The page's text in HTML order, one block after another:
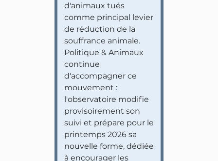
d'animaux tués
comme principal levier
de réduction de la
souffrance animale.
Politique & Animaux
continue
d'accompagner ce
mouvement :
l'observatoire modifie
provisoirement son
suivi et prépare pour le
printemps 2026 sa
nouvelle forme, dédiée
à encourager les